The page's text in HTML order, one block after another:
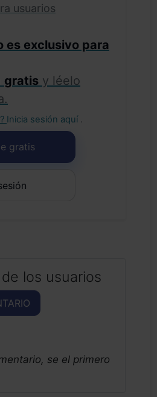
usuarios
es exclusivo para
gratis y léelo
Inicia sesión aquí .
gratis
los usuarios
se el primero